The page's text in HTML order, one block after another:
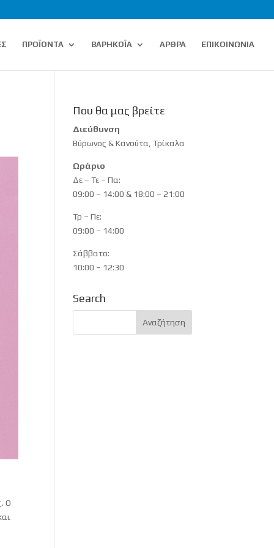
ΠΡΟΪΟΝΤΑ ΒΑΡΗΚΟΪΑ ΑΡΘΡΑ ΕΠΙΚΟΙΝΩΝΙΑ
Ο
Που θα μας βρείτε
Διεύθυνση
Βύρωνος & Κανούτα, Τρίκαλα
Ωράριο
Δε – Τε – Πα:
09:00 – 14:00 & 18:00 – 21:00
Τρ – Πε:
09:00 – 14:00
Σάββατο:
10:00 – 12:30
Search